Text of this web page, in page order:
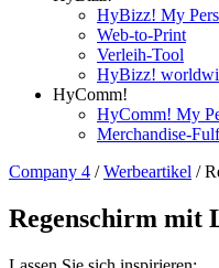
HyBizz! My
Web-to-Print
Verleih-Tool
HyBizz!
HyComm!
HyComm! My
Merchandise-
Company 4 / Werbeartikel /
Regenschirm mit